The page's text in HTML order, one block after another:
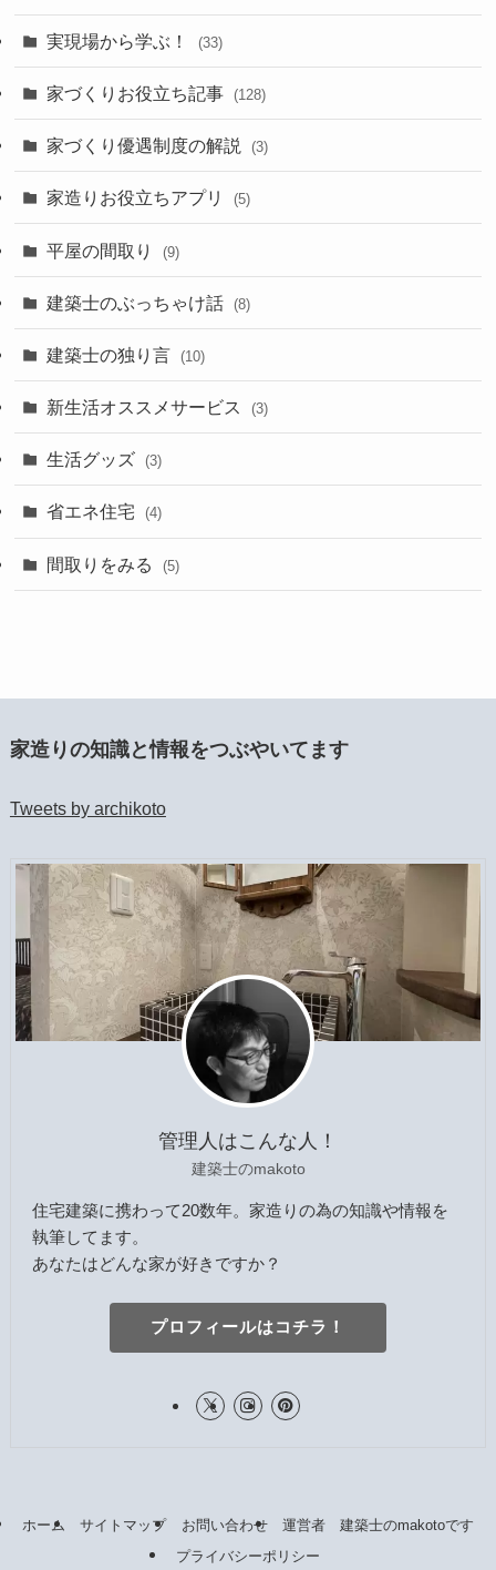
実現場から学ぶ！ (33)
家づくりお役立ち記事 (128)
家づくり優遇制度の解説 (3)
家造りお役立ちアプリ (5)
平屋の間取り (9)
建築士のぶっちゃけ話 (8)
建築士の独り言 (10)
新生活オススメサービス (3)
生活グッズ (3)
省エネ住宅 (4)
間取りをみる (5)
家造りの知識と情報をつぶやいてます
Tweets by archikoto
管理人はこんな人！
建築士のmakoto
住宅建築に携わって20数年。家造りの為の知識や情報を
執筆してます。
あなたはどんな家が好きですか？
プロフィールはコチラ！
ホーム サイトマップ お問い合わせ
運営者 建築士のmakotoです
プライバシーポリシー